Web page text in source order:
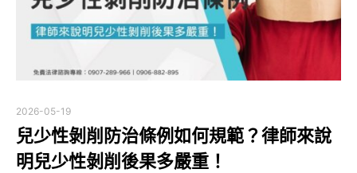
2026-05-19
兒少性剝削防治條例如何規範？律師來說
明兒少性剝削後果多嚴重！